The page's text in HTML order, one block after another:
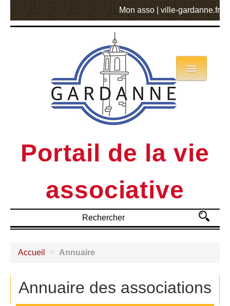
Mon asso ville-gardanne.fr
Portail de la vie
associative
Annuaire
Actualités
MVA
Accueil > Annuaire
Annuaire des associations